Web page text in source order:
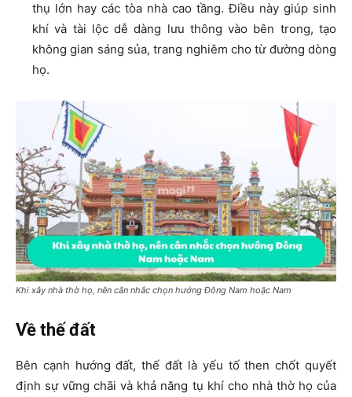
thụ lớn hay các tòa nhà cao tầng. Điều này giúp sinh
khí và tài lộc dễ dàng lưu thông vào bên trong, tạo
không gian sáng sủa, trang nghiêm cho từ đường dòng
họ.
Khi xây nhà thờ họ, nên cân nhắc chọn hướng Đông Nam hoặc Nam
Về thế đất
Bên cạnh hướng đất, thế đất là yếu tố then chốt quyết
định sự vững chãi và khả năng tụ khí cho nhà thờ họ của